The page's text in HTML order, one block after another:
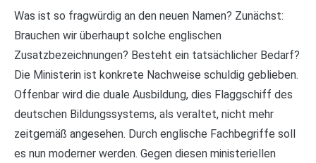
Was ist so fragwürdig an den neuen Namen? Zunächst:
Brauchen wir überhaupt solche englischen
Zusatzbezeichnungen? Besteht ein tatsächlicher Bedarf?
Die Ministerin ist konkrete Nachweise schuldig geblieben.
Offenbar wird die duale Ausbildung, dies Flaggschiff des
deutschen Bildungssystems, als veraltet, nicht mehr
zeitgemäß angesehen. Durch englische Fachbegriffe soll
es nun moderner werden. Gegen diesen ministeriellen